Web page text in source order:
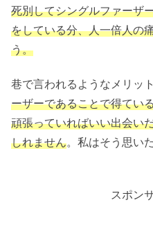
死別してシングルファーザ
をしている分、人一倍人の
う。
巷で言われるようなメリッ
ーザーであることで得てい
頑張っていればいい出会い
しれません。私はそう思いた
スポン